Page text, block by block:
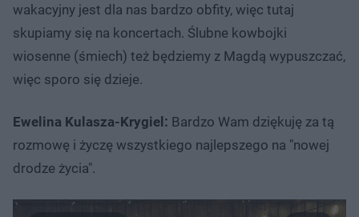
wakacyjny jest dla nas bardzo obfity, więc tutaj
skupiamy się na koncertach. Ślubne kowbojki
wiosenne (śmiech) też będziemy z Magdą wypuszczać,
więc sporo się dzieje.
Ewelina Kulasza-Krygiel: Bardzo Wam dziękuję za tą
rozmowę i życzę wszystkiego najlepszego na "nowej
drodze życia".